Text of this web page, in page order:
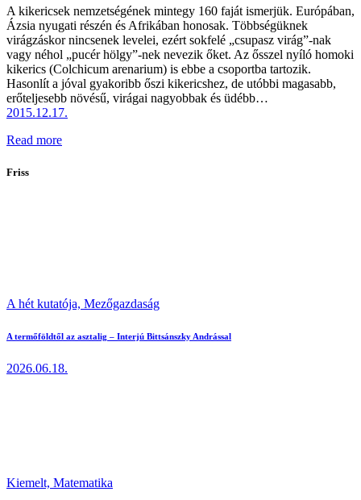
A kikericsek nemzetségének mintegy 160 faját ismerjük. Európában,
Ázsia nyugati részén és Afrikában honosak. Többségüknek
virágzáskor nincsenek levelei, ezért sokfelé „csupasz virág”-nak
vagy néhol „pucér hölgy”-nek nevezik őket. Az ősszel nyíló homoki
kikerics (Colchicum arenarium) is ebbe a csoportba tartozik.
Hasonlít a jóval gyakoribb őszi kikericshez, de utóbbi magasabb,
erőteljesebb növésű, virágai nagyobbak és üdébb…
2015.12.17.
Read more
Friss
A hét kutatója, Mezőgazdaság
A termőföldtől az asztalig – Interjú Bittsánszky Andrással
2026.06.18.
Kiemelt, Matematika